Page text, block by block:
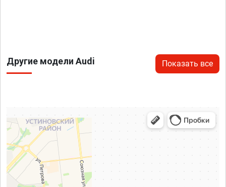
Другие модели Audi Показать все